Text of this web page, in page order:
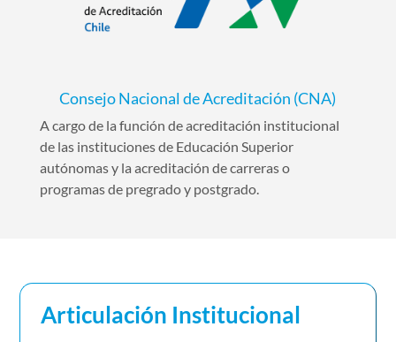
Consejo Nacional de Acreditación (CNA)
A cargo de la función de acreditación institucional
de las instituciones de Educación Superior
autónomas y la acreditación de carreras o
programas de pregrado y postgrado.
Articulación Institucional